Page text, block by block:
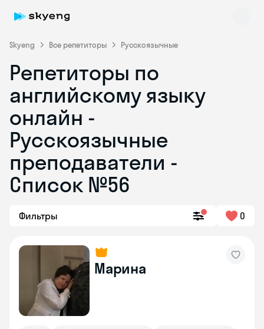
Skyeng Все репетиторы Русскоязычные
Репетиторы по
английскому языку
онлайн -
Русскоязычные
преподаватели -
Список №56
Фильтры 0
Марина
online